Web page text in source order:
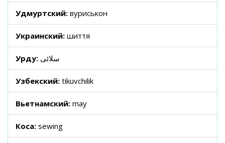
Удмуртский: вуриськон
Украинский: шиття
Урду: سلائی
Узбекский: tikuvchilik
Вьетнамский: may
Коса: sewing